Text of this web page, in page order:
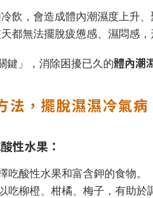
飲，會造成體內潮濕度上升
都無法擺脫疲憊感、濕悶感，
鍵」，消除困擾已久的體內潮
法，擺脫濕濕冷氣病
性水果：
吃酸性水果和富含鉀的食物。
吃柳橙、柑橘、梅子，有助於